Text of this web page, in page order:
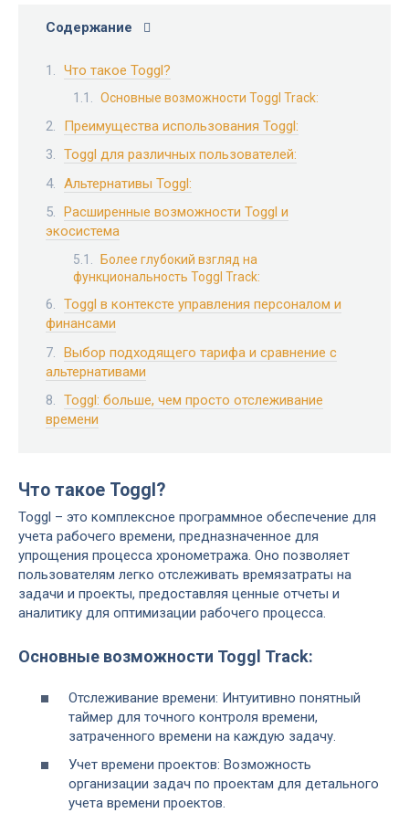
Содержание
Что такое Toggl?
Основные возможности Toggl Track:
Преимущества использования Toggl:
Toggl для различных пользователей:
Альтернативы Toggl:
Расширенные возможности Toggl и
экосистема
Более глубокий взгляд на
функциональность Toggl Track:
Toggl в контексте управления персоналом и
финансами
Выбор подходящего тарифа и сравнение с
альтернативами
Toggl: больше, чем просто отслеживание
времени
Что такое Toggl?
Toggl – это комплексное программное обеспечение для
учета рабочего времени, предназначенное для
упрощения процесса хронометража. Оно позволяет
пользователям легко отслеживать времязатраты на
задачи и проекты, предоставляя ценные отчеты и
аналитику для оптимизации рабочего процесса.
Основные возможности Toggl Track:
Отслеживание времени: Интуитивно понятный
таймер для точного контроля времени,
затраченного времени на каждую задачу.
Учет времени проектов: Возможность
организации задач по проектам для детального
учета времени проектов.